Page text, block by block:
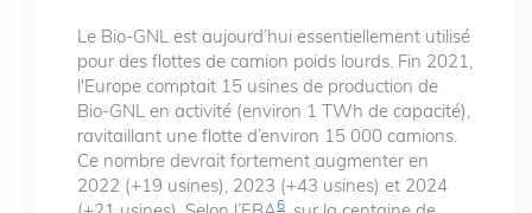
Le Bio-GNL est aujourd’hui essentiellement utilisé
pour des flottes de camion poids lourds. Fin 2021,
l'Europe comptait 15 usines de production de
Bio-GNL en activité (environ 1 TWh de capacité),
ravitaillant une flotte d’environ 15 000 camions.
Ce nombre devrait fortement augmenter en
2022 (+19 usines), 2023 (+43 usines) et 2024
6